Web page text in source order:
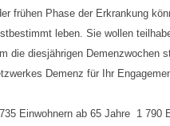
frühen Phase der Erkrankung
leben. Sie wollen
die diesjährigen Demenzwochen
Demenz für Ihr
Einwohnern ab 65 Jahre 1 790